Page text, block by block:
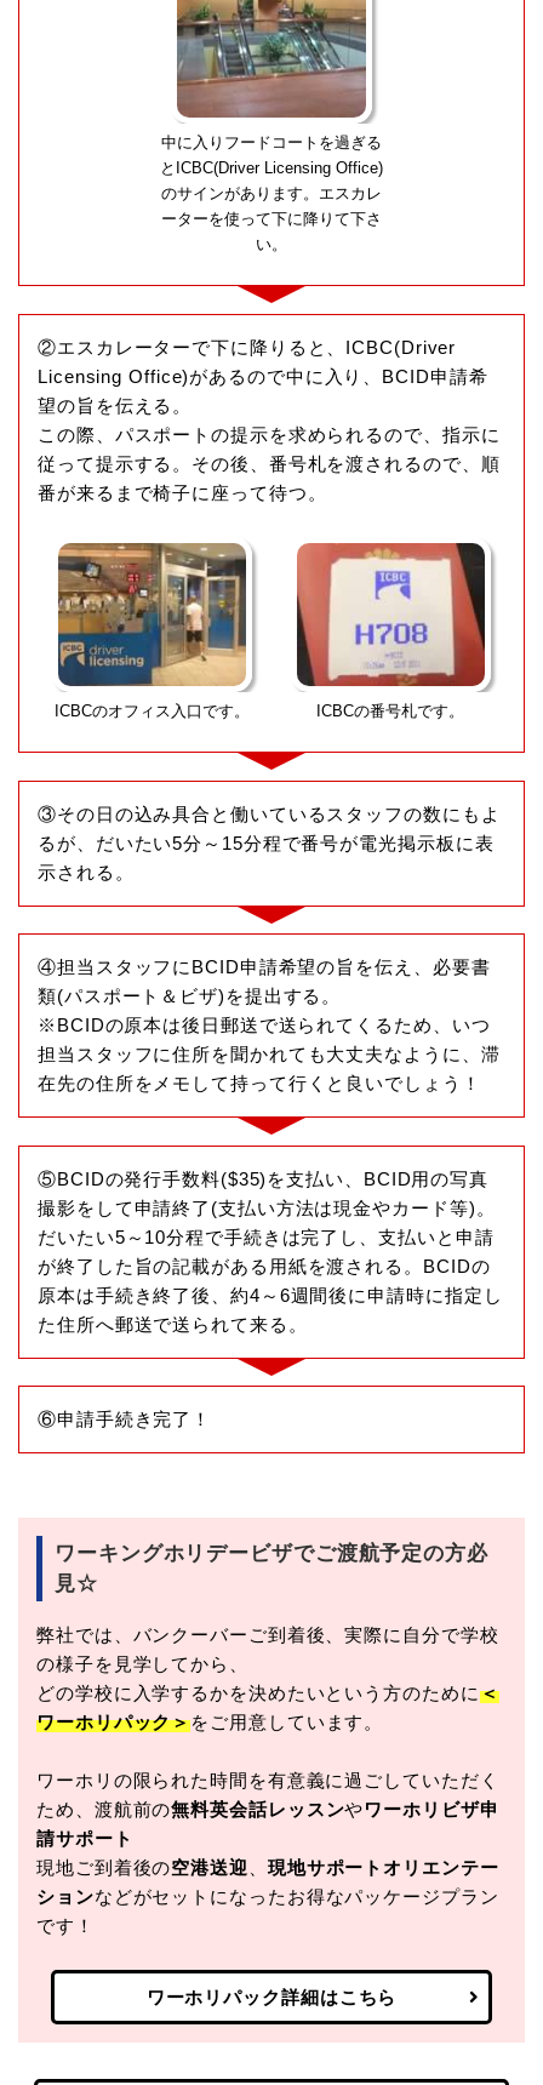
中に入りフードコートを過ぎる
とICBC(Driver Licensing Office)
のサインがあります。エスカレ
ーターを使って下に降りて下さ
い。
②エスカレーターで下に降りると、ICBC(Driver
Licensing Office)があるので中に入り、BCID申請希
望の旨を伝える。
この際、パスポートの提示を求められるので、指示に
従って提示する。その後、番号札を渡されるので、順
番が来るまで椅子に座って待つ。
ICBCのオフィス入口です。 ICBCの番号札です。
③その日の込み具合と働いているスタッフの数にもよ
るが、だいたい5分～15分程で番号が電光掲示板に表
示される。
④担当スタッフにBCID申請希望の旨を伝え、必要書
類(パスポート＆ビザ)を提出する。
※BCIDの原本は後日郵送で送られてくるため、いつ
担当スタッフに住所を聞かれても大丈夫なように、滞
在先の住所をメモして持って行くと良いでしょう！
⑤BCIDの発行手数料($35)を支払い、BCID用の写真
撮影をして申請終了(支払い方法は現金やカード等)。
だいたい5～10分程で手続きは完了し、支払いと申請
が終了した旨の記載がある用紙を渡される。BCIDの
原本は手続き終了後、約4～6週間後に申請時に指定し
た住所へ郵送で送られて来る。
⑥申請手続き完了！
ワーキングホリデービザでご渡航予定の方必
見☆
弊社では、バンクーバーご到着後、実際に自分で学校
の様子を見学してから、
どの学校に入学するかを決めたいという方のために＜
ワーホリパック＞をご用意しています。
ワーホリの限られた時間を有意義に過ごしていただく
ため、渡航前の無料英会話レッスンやワーホリビザ申
請サポート
現地ご到着後の空港送迎、 現地サポートオリエンテー
ションなどがセットになったお得なパッケージプラン
です！
ワーホリパック詳細はこちら